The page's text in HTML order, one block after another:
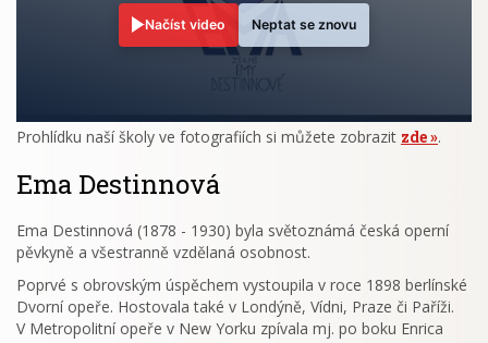
Načíst video Neptat se znovu
Prohlídku naší školy ve fotografiích si můžete zobrazit zde .
Ema Destinnová
Ema Destinnová (1878 - 1930) byla světoznámá česká operní
pěvkyně a všestranně vzdělaná osobnost.
Poprvé s obrovským úspěchem vystoupila v roce 1898 berlínské
Dvorní opeře. Hostovala také v Londýně, Vídni, Praze či Paříži.
V Metropolitní opeře v New Yorku zpívala mj. po boku Enrica